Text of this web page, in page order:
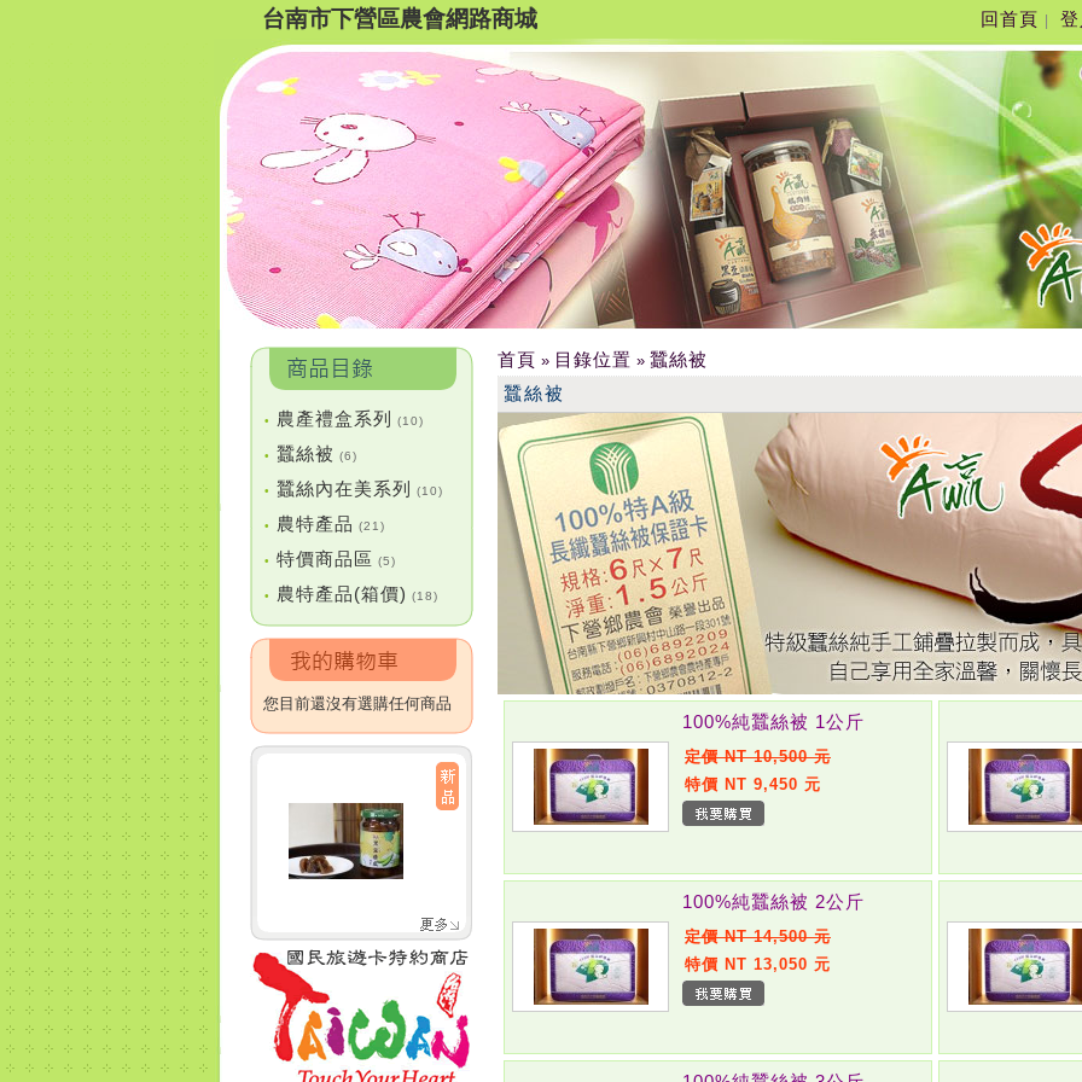
台南市下營區農會網路商城 回首頁
• 農產禮盒系列 (10)
• 蠶絲被 (6)
• 蠶絲內在美系列 (10)
• 農特產品 (21)
• 特價商品區 (5)
• 農特產品(箱價) (18)
您目前還沒有選購任何商品
首頁 » 目錄位置 » 蠶絲被
蠶絲被
100%純蠶絲被 1公斤
定價 NT 10,500 元
特價 NT 9,450 元
100%純蠶絲被 2公斤
定價 NT 14,500 元
特價 NT 13,050 元